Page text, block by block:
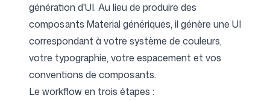
génération d'UI. Au lieu de produire des
composants Material génériques, il génère une UI
correspondant à votre système de couleurs,
votre typographie, votre espacement et vos
conventions de composants.
Le workflow en trois étapes :